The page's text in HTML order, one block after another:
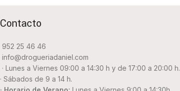
Contacto
952 25 46 46
info@drogueriadaniel.com
· Lunes a Viernes 09:00 a 14:30 h y de 17:00 a 20:00 h.
· Sábados de 9 a 14 h.